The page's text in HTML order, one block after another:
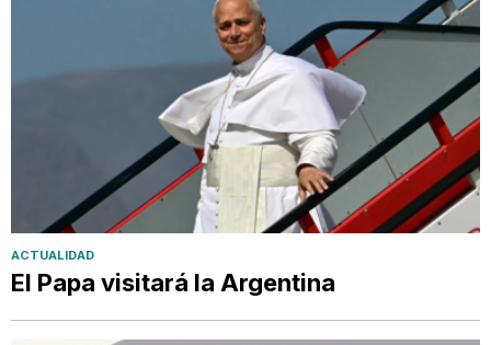
ACTUALIDAD
El Papa visitará la Argentina